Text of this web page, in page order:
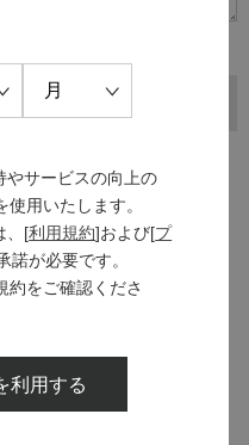
ト
リーズ
やサービスの向上の
用いたします。
、[利用規約]および[プ
諾が必要です。
約をご確認くださ
利用する